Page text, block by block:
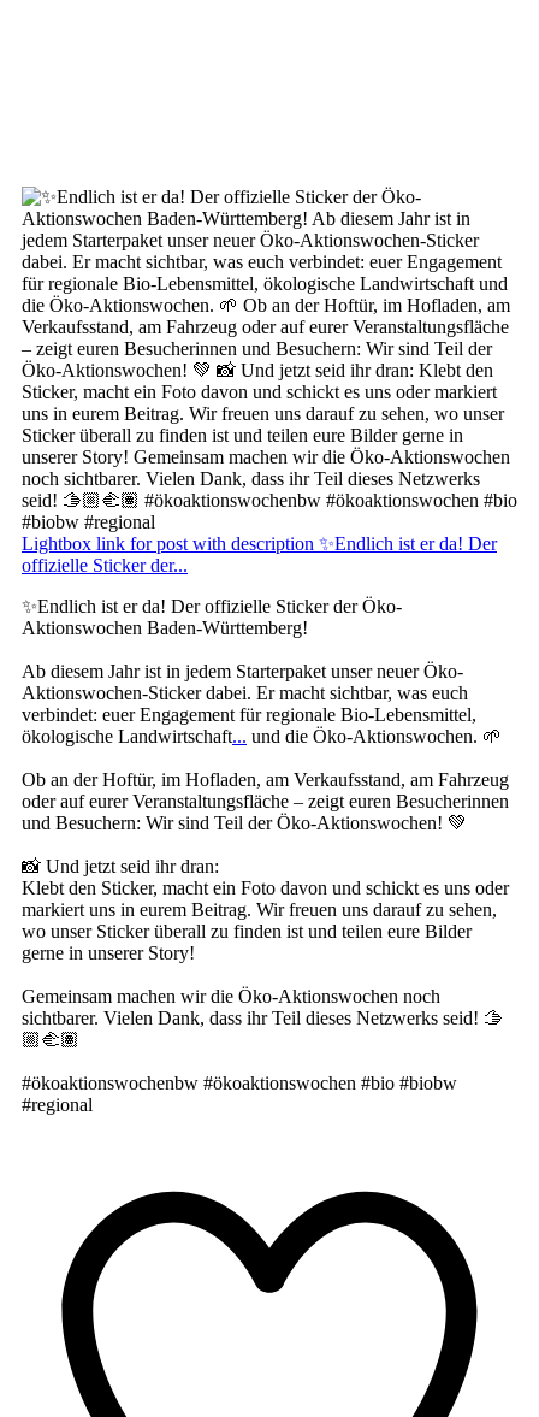
Lightbox link for post with description ✨Endlich ist er da! Der
offizielle Sticker der...
✨Endlich ist er da! Der offizielle Sticker der Öko-
Aktionswochen Baden-Württemberg!
Ab diesem Jahr ist in jedem Starterpaket unser neuer Öko-
Aktionswochen-Sticker dabei. Er macht sichtbar, was euch
verbindet: euer Engagement für regionale Bio-Lebensmittel,
ökologische Landwirtschaft... und die Öko-Aktionswochen. 🌱
Ob an der Hoftür, im Hofladen, am Verkaufsstand, am Fahrzeug
oder auf eurer Veranstaltungsfläche – zeigt euren Besucherinnen
und Besuchern: Wir sind Teil der Öko-Aktionswochen! 💚
📸 Und jetzt seid ihr dran:
Klebt den Sticker, macht ein Foto davon und schickt es uns oder
markiert uns in eurem Beitrag. Wir freuen uns darauf zu sehen,
wo unser Sticker überall zu finden ist und teilen eure Bilder
gerne in unserer Story!
Gemeinsam machen wir die Öko-Aktionswochen noch
sichtbarer. Vielen Dank, dass ihr Teil dieses Netzwerks seid! 🫱
🏼‍🫲🏽
#ökoaktionswochenbw #ökoaktionswochen #bio #biobw
#regional